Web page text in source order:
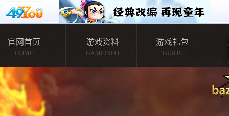
官网首页
HOME
游戏资料
GAMEINFO
游戏礼包
GUIDE